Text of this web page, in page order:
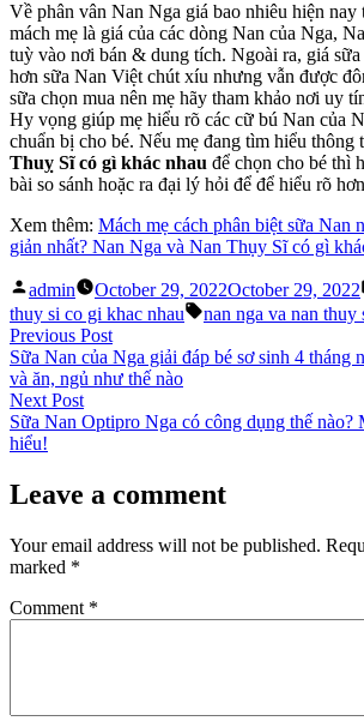
Về phân vân Nan Nga giá bao nhiêu hiện
mách mẹ là giá của các dòng Nan của Nga,
tuỳ vào nơi bán & dung tích. Ngoài ra, giá
hơn sữa Nan Việt chút xíu nhưng vẫn được
sữa chọn mua nên mẹ hãy tham khảo nơi uy
Hy vọng giúp mẹ hiểu rõ các cữ bú Nan của
chuẩn bị cho bé. Nếu mẹ đang tìm hiểu thông
Thuỵ Sĩ có gì khác nhau để chọn cho bé thì
bài so sánh hoặc ra đại lý hỏi để để hiểu rõ
Xem thêm: Mách mẹ cách phân biệt sữa Nan
giản nhất? Nan Nga và Nan Thụy Sĩ có gì
Posted
by
admin October 29, 2022October 29, 2022
thuy si co gi khac nhau
Tags:
nan nga va nan thuy
Post
navigation
Previous PostPrevious
post:
Sữa Nan của Nga giải đáp bé sơ sinh 4 tháng
và ăn, ngủ như thế nào
Next PostNext
post:
Sữa Nan Optipro Nga có công dụng thế nào?
hiểu!
Leave a comment
Your email address will not be published.
marked *
Comment *